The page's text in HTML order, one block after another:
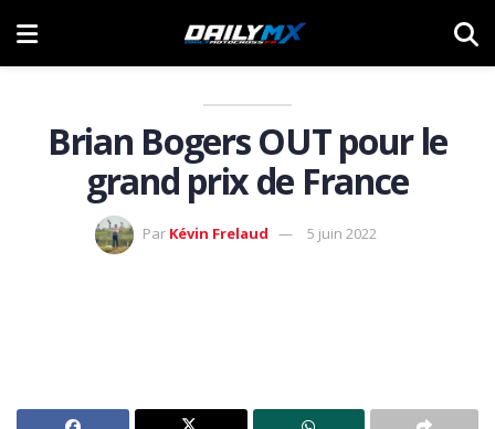
Brian Bogers OUT pour le
grand prix de France
Par Kévin Frelaud 5 juin 2022